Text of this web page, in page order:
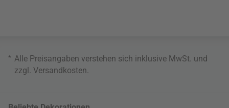
* Alle Preisangaben verstehen sich inklusive MwSt. und
zzgl. Versandkosten